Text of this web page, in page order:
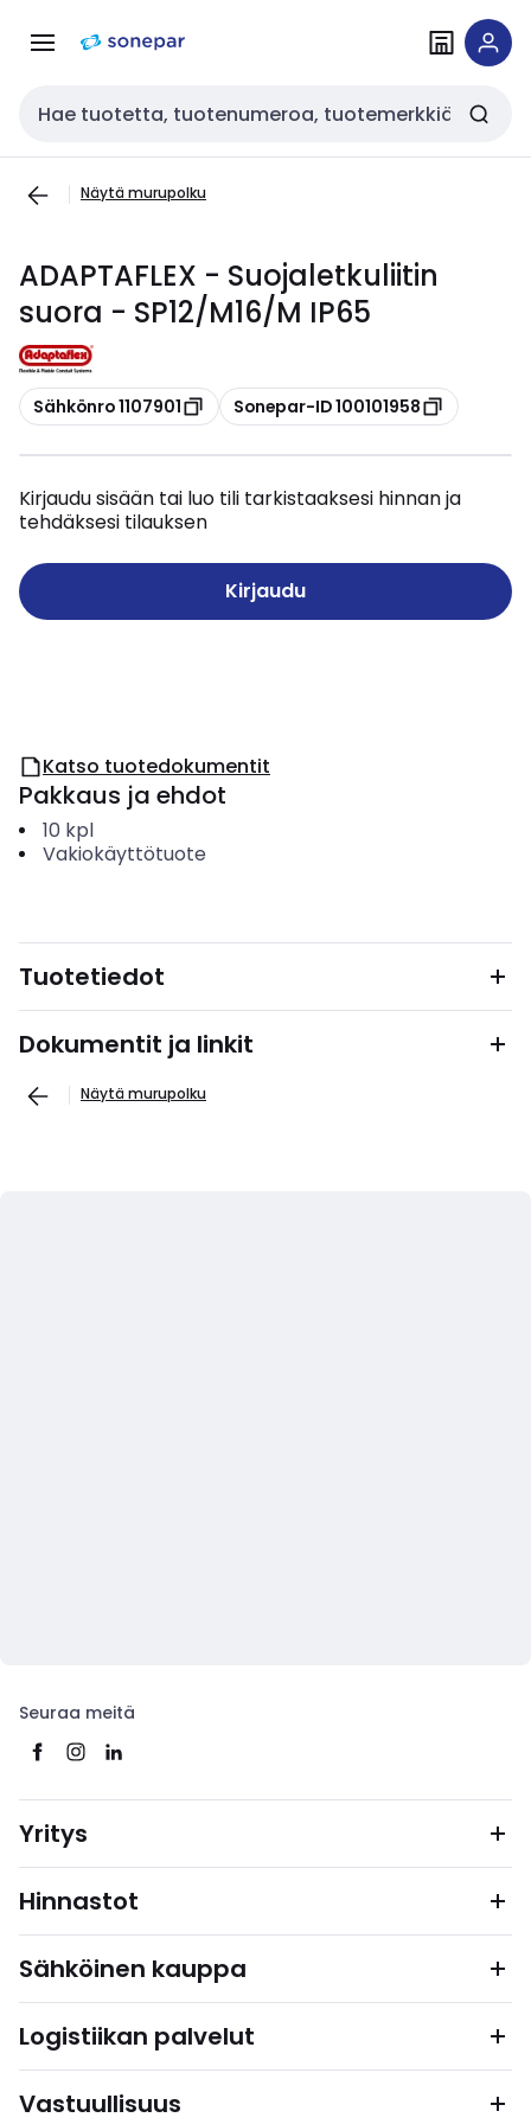
navigointiinsisältöön
Haku
Näytä murupolku
ADAPTAFLEX - Suojaletkuliitin
suora - SP12/M16/M IP65
Kopioi
Sähkönro 1107901 Kopioi
Sonepar-ID 100101958
Kirjaudu sisään tai luo tili tarkistaaksesi hinnan ja
tehdäksesi tilauksen
Kirjaudu
Katso tuotedokumentit
Pakkaus ja ehdot
10 kpl
Vakiokäyttötuote
Tuotetiedot
Dokumentit ja linkit
Näytä murupolku
Seuraa meitä
Yritys
Hinnastot
Sähköinen kauppa
Logistiikan palvelut
Vastuullisuus